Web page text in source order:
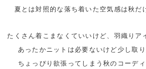
夏とは対照的な落ち着いた空気感は秋だ
たくさん着こまなくていいけど、羽織りア
あったかニットは必要ないけど少し取り
ちょっぴり欲張ってしまう秋のコーディ